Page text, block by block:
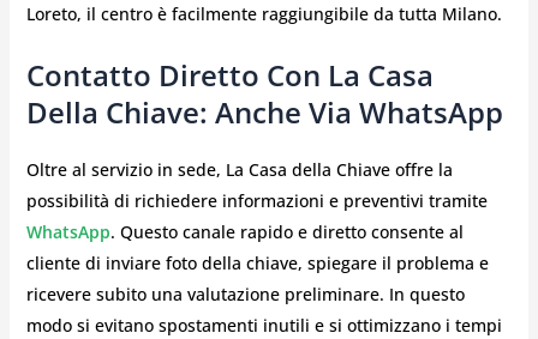
Loreto, il centro è facilmente raggiungibile da tutta Milano.
Contatto Diretto Con La Casa
Della Chiave: Anche Via WhatsApp
Oltre al servizio in sede, La Casa della Chiave offre la
possibilità di richiedere informazioni e preventivi tramite
WhatsApp. Questo canale rapido e diretto consente al
cliente di inviare foto della chiave, spiegare il problema e
ricevere subito una valutazione preliminare. In questo
modo si evitano spostamenti inutili e si ottimizzano i tempi